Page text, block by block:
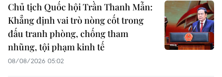
Chủ tịch Quốc hội Trần Thanh Mẫn:
Khẳng định vai trò nòng cốt trong
đấu tranh phòng, chống tham
nhũng, tội phạm kinh tế
08/08/2026 05:02